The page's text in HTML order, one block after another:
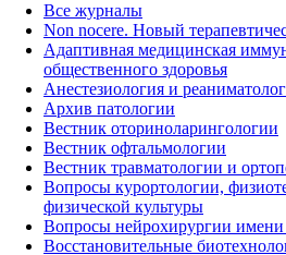
Все журналы
Non nocere. Новый
Адаптивная медицинская
общественного здоровья
Анестезиология и
Архив патологии
Вестник оториноларингологии
Вестник офтальмологии
Вестник травматологии и
Вопросы курортологии,
физической культуры
Вопросы нейрохирургии
Восстановительные